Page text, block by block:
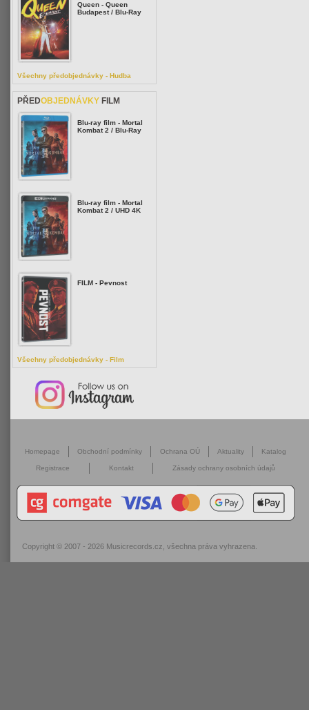
Queen - Queen
Budapest / Blu-Ray
Všechny předobjednávky - Hudba
PŘEDOBJEDNÁVKY FILM
Blu-ray film - Mortal
Kombat 2 / Blu-Ray
Blu-ray film - Mortal
Kombat 2 / UHD 4K
FILM - Pevnost
Všechny předobjednávky - Film
Homepage Obchodní podmínky Ochrana OÚ Aktuality Katalog
Registrace Kontakt Zásady ochrany osobních údajů
Copyright © 2007 - 2026 Musicrecords.cz , všechna práva vyhrazena.